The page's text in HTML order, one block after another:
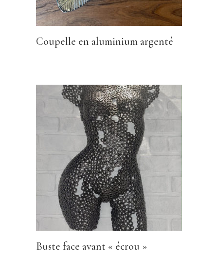
Coupelle en aluminium argenté
Buste face avant « écrou »